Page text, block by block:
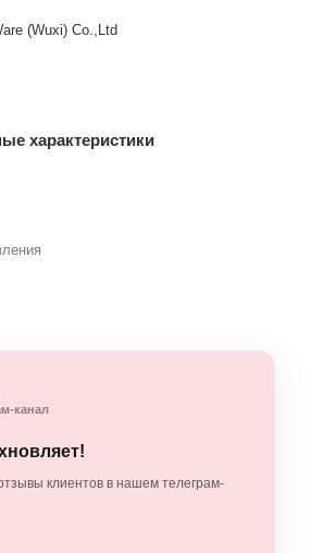
(Wuxi) Co.,Ltd
характеристики
канал
клиентов в нашем телеграм-